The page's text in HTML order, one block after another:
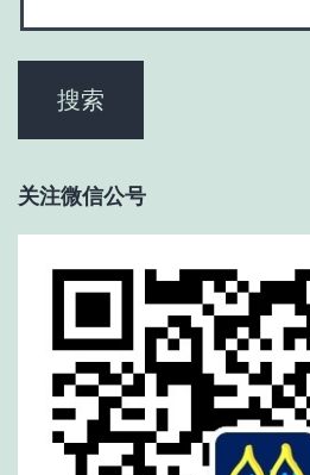
关注微信公号